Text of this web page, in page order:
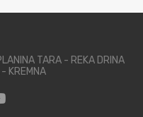
TARA - REKA DRINA
KREMNA